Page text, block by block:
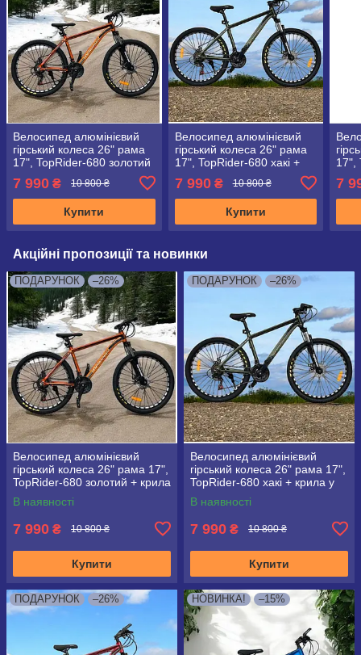
Велосипед алюмінієвий
гірський колеса 26" рама
17", TopRider-680 золотий
7 990 ₴ 10 800 ₴
Купити
Велосипед алюмінієвий
гірський колеса 26" рама
17", TopRider-680 хакі +
7 990₴ 10 800 ₴
Купити
17",
7
Акційні пропозиції та новинки
ПОДАРУНОК –26%
Велосипед алюмінієвий
гірський колеса 26" рама 17",
TopRider-680 золотий + крила
у подарунок!
В наявності
7 990 ₴ 10 800 ₴
Купити
ПОДАРУНОК –26%
Велосипед алюмінієвий
гірський колеса 26" рама 17",
TopRider-680 хакі + крила у
подарунок!
В наявності
7 990 ₴ 10 800 ₴
Купити
ПОДАРУНОК –26% НОВИНКА! –15%